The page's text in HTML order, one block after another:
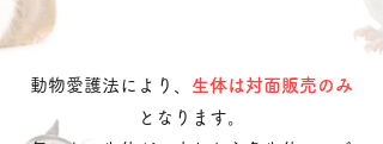
dmc3
動物愛護法により、 生体は対面販売のみ
となります。